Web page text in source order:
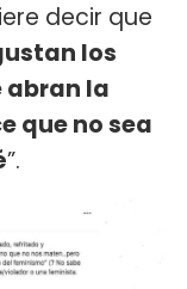
decir que
los
abran la
que no sea
”.